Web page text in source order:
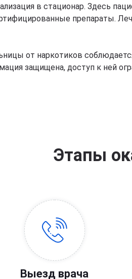
в стационар. Здесь
препараты.
от наркотиков
защищена, доступ к ней
Этапы
Выезд врача